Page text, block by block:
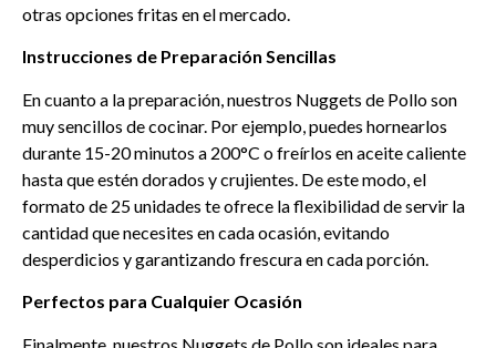
otras opciones fritas en el mercado.
Instrucciones de Preparación Sencillas
En cuanto a la preparación, nuestros Nuggets de Pollo son
muy sencillos de cocinar. Por ejemplo, puedes hornearlos
durante 15-20 minutos a 200°C o freírlos en aceite caliente
hasta que estén dorados y crujientes. De este modo, el
formato de 25 unidades te ofrece la flexibilidad de servir la
cantidad que necesites en cada ocasión, evitando
desperdicios y garantizando frescura en cada porción.
Perfectos para Cualquier Ocasión
Finalmente, nuestros Nuggets de Pollo son ideales para